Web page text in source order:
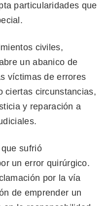
particularidades que
civiles,
un abanico de
víctimas de errores
ciertas circunstancias,
y reparación a
sufrió
un error quirúrgico.
por la vía
de emprender un